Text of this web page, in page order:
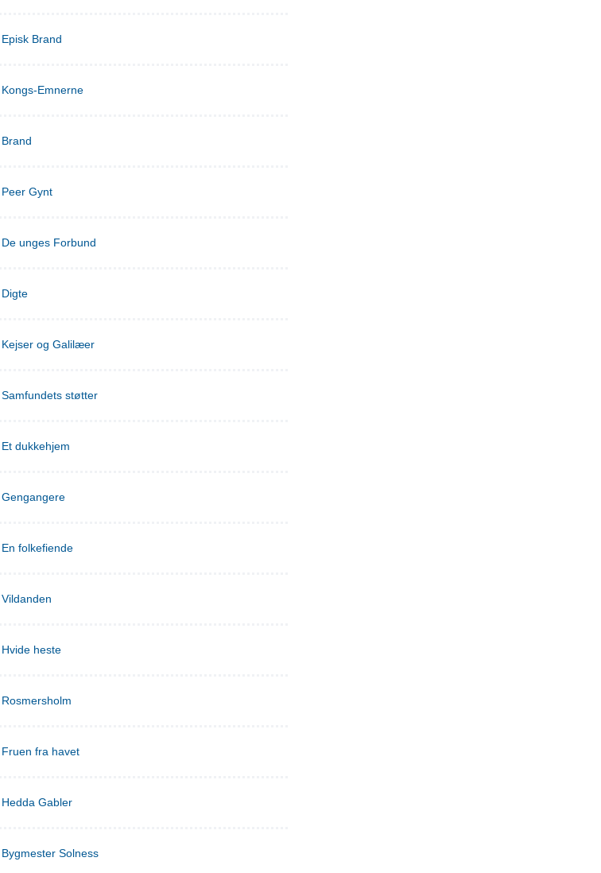
Episk Brand
Kongs-Emnerne
Brand
Peer Gynt
De unges Forbund
Digte
Kejser og Galilæer
Samfundets støtter
Et dukkehjem
Gengangere
En folkefiende
Vildanden
Hvide heste
Rosmersholm
Fruen fra havet
Hedda Gabler
Bygmester Solness